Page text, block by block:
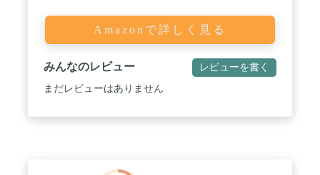
Amazonで詳しく見る
みんなのレビュー レビューを書く
まだレビューはありません